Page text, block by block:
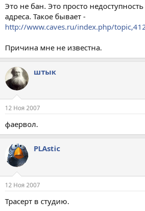
Это не бан. Это просто недоступность
адреса. Такое бывает -
http://www.caves.ru/index.php/
Причина мне не известна.
штык
12 Ноя 2007
фаервол.
PLAstic
12 Ноя 2007
Трасерт в студию.